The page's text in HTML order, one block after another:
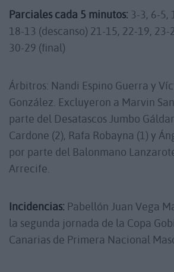
Parciales cada 5 minutos: 3-3, 6-5,
18-13 (descanso) 21-15, 22-19, 23-
30-29 (final)
Árbitros: Nandi Espino Guerra y
González. Excluyeron a Marvin
parte del Desatascos Jumbo
Cardone (2), Rafa Robayna (1) y
por parte del Balonmano
Arrecife.
Incidencias: Pabellón Juan Vega
la segunda jornada de la Copa
Canarias de Primera Nacional